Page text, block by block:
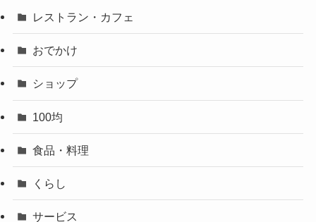
レストラン・カフェ
おでかけ
ショップ
100均
食品・料理
くらし
サービス